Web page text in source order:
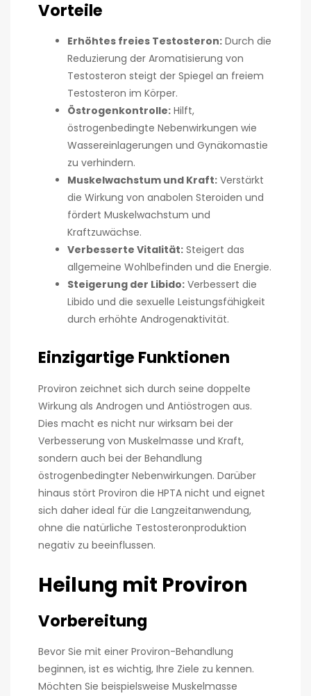
Vorteile
Erhöhtes freies Testosteron: Durch die
Reduzierung der Aromatisierung von
Testosteron steigt der Spiegel an freiem
Testosteron im Körper.
Östrogenkontrolle: Hilft,
östrogenbedingte Nebenwirkungen wie
Wassereinlagerungen und Gynäkomastie
zu verhindern.
Muskelwachstum und Kraft: Verstärkt
die Wirkung von anabolen Steroiden und
fördert Muskelwachstum und
Kraftzuwächse.
Verbesserte Vitalität: Steigert das
allgemeine Wohlbefinden und die Energie.
Steigerung der Libido: Verbessert die
Libido und die sexuelle Leistungsfähigkeit
durch erhöhte Androgenaktivität.
Einzigartige Funktionen
Proviron zeichnet sich durch seine doppelte
Wirkung als Androgen und Antiöstrogen aus.
Dies macht es nicht nur wirksam bei der
Verbesserung von Muskelmasse und Kraft,
sondern auch bei der Behandlung
östrogenbedingter Nebenwirkungen. Darüber
hinaus stört Proviron die HPTA nicht und eignet
sich daher ideal für die Langzeitanwendung,
ohne die natürliche Testosteronproduktion
negativ zu beeinflussen.
Heilung mit Proviron
Vorbereitung
Bevor Sie mit einer Proviron-Behandlung
beginnen, ist es wichtig, Ihre Ziele zu kennen.
Möchten Sie beispielsweise Muskelmasse